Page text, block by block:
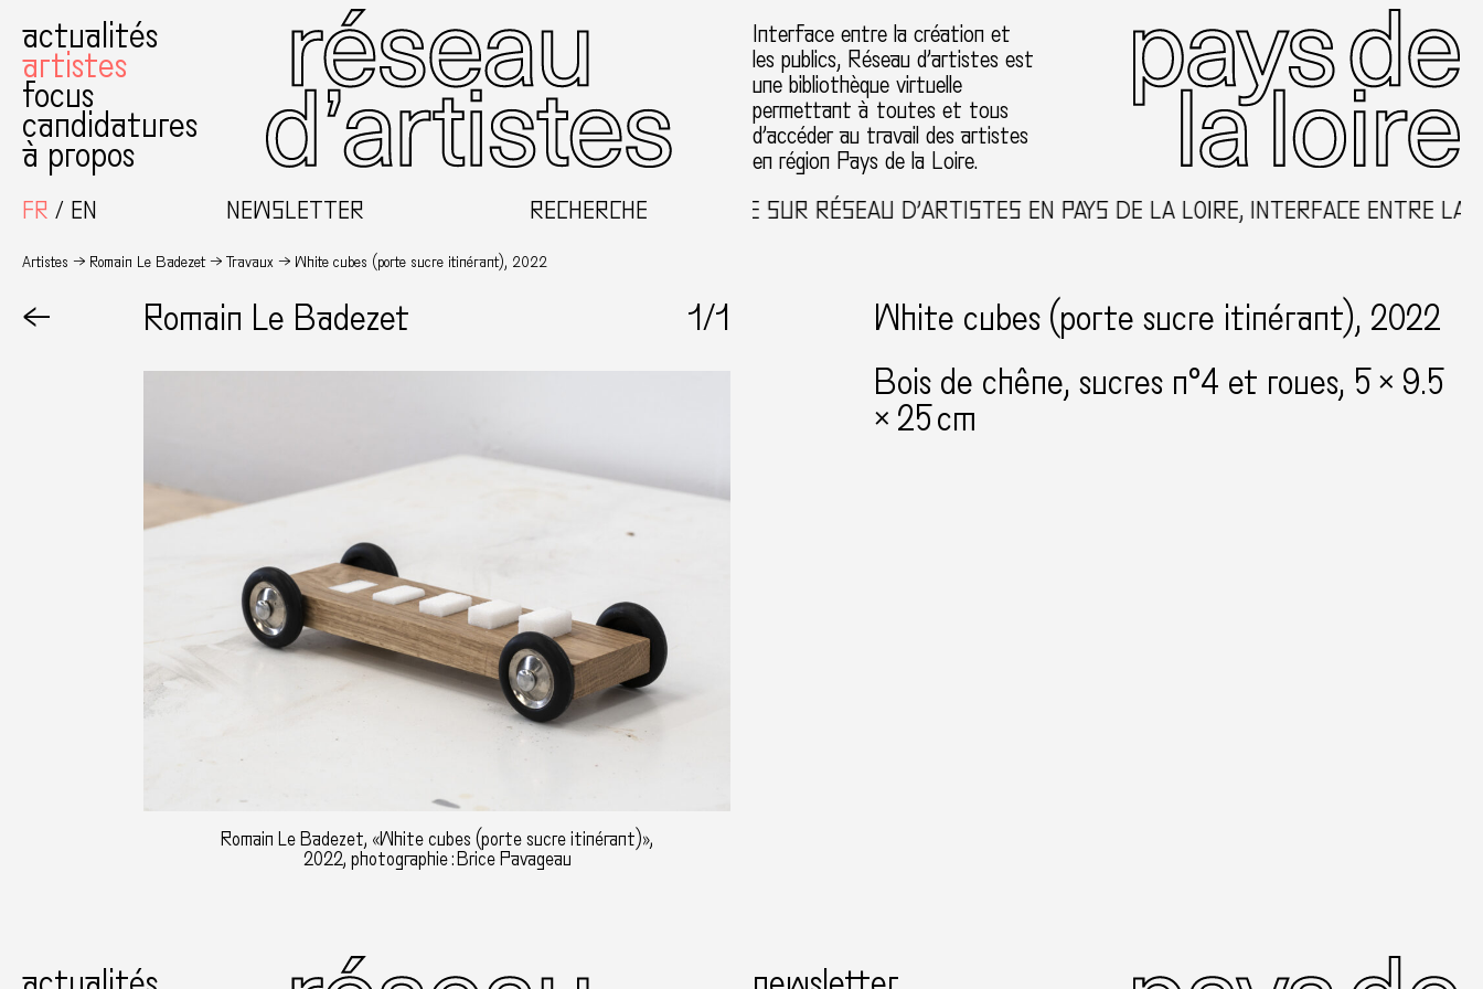
actualités
artistes
focus
candidatures
à propos
Interface entre la création et
les publics, Réseau d’artistes est
une bibliothèque virtuelle
permettant à toutes et tous
d’accéder au travail des artistes
en région Pays de la Loire.
FR
EN NEWSLETTER RECHERCHEBIENVENUE SUR RÉSEAU D’ARTISTES EN PAYS DE LA LOIRE, INTERFACE ENTRE LA
Artistes Romain Le Badezet Travaux White cubes (porte sucre itinérant), 2022
← Romain Le Badezet 1/1
Romain Le Badezet, «White cubes (porte sucre itinérant)»,
2022, photographie : Brice Pavageau
White cubes (porte sucre itinérant), 2022
Bois de chêne, sucres n°4 et roues 5 × 9.5
× 25 cm